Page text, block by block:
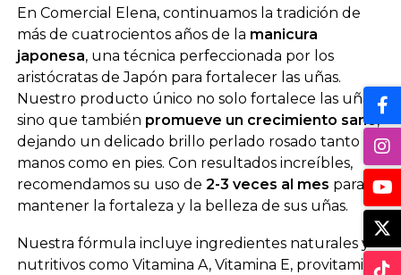
En Comercial Elena, continuamos la tradición de
más de cuatrocientos años de la manicura
japonesa, una técnica perfeccionada por los
aristócratas de Japón para fortalecer las uñas.
Nuestro producto único no solo fortalece las uñas,
sino que también promueve un crecimiento sano,
dejando un delicado brillo perlado rosado tanto en
manos como en pies. Con resultados increíbles,
recomendamos su uso de 2-3 veces al mes para
mantener la fortaleza y la belleza de sus uñas.
Nuestra fórmula incluye ingredientes naturales y
nutritivos como Vitamina A, Vitamina E, provitamina